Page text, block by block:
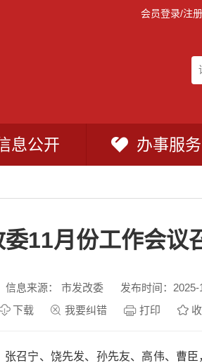
会员登录/注册
息公开 办事服务
委11月份工作会议
信息来源： 市发改委
发布时间：2025-
下载 我要纠错 打印
召宁、饶先发、孙先友、高伟、曹